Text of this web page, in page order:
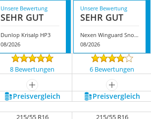
Unsere Bewertung
SEHR GUT
Dunlop Krisalp HP3
08/2026
Unsere Bewertung
SEHR GUT
Nexen Winguard Snow G 3 WH21
08/2026
8 Bewertungen 6 Bewertungen
mehr anzeigen mehr anzeigen
Preis­vergleich Preis­vergleich
215/55 R16 215/55 R16